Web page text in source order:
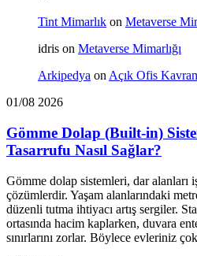
Tint Mimarlık on Metaverse
idris on Metaverse Mimarlığı
Arkipedya onAçık Ofis
01/08 2026
Gömme Dolap (Built-in)
Tasarrufu Nasıl Sağlar?
Gömme dolap sistemleri, dar alanları
çözümlerdir. Yaşam alanlarındaki
düzenli tutma ihtiyacı artış sergiler.
ortasında hacim kaplarken, duvara
sınırlarını zorlar. Böylece evleriniz